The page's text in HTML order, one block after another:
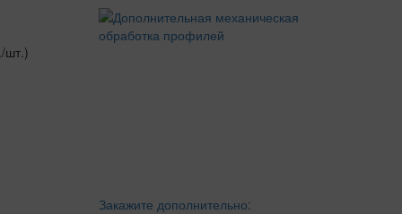
шт.)
Закажите дополнительно: